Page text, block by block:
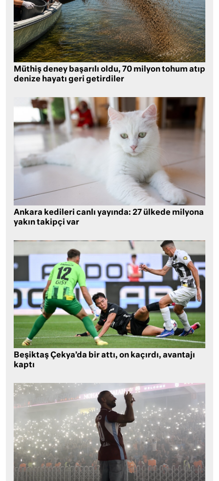
Müthiş deney başarılı oldu, 70 milyon tohum atıp
denize hayatı geri getirdiler
Ankara kedileri canlı yayında: 27 ülkede milyona
yakın takipçi var
Beşiktaş Çekya’da bir attı, on kaçırdı, avantajı
kaptı